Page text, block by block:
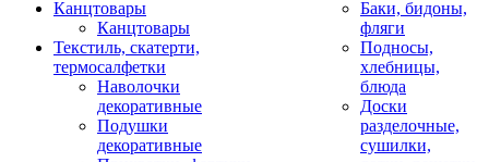
Канцтовары
Канцтовары
Текстиль, скатерти,
термосалфетки
Наволочки
декоративные
Подушки
декоративные
Баки, бидоны,
фляги
Подносы,
хлебницы,
блюда
Доски
разделочные,
сушилки,